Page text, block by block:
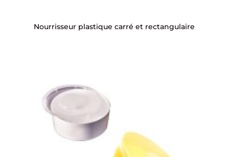
Nourrisseur plastique carré et rectangulaire